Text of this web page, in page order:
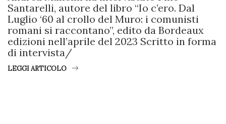
Santarelli, autore del libro “Io c’ero. Dal
Luglio ‘60 al crollo del Muro: i comunisti
romani si raccontano”, edito da Bordeaux
edizioni nell’aprile del 2023 Scritto in forma
di intervista/
LEGGI ARTICOLO